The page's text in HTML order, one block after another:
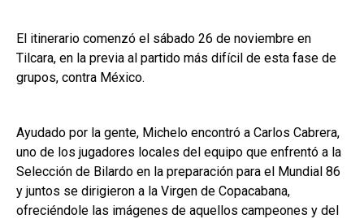
El itinerario comenzó el sábado 26 de noviembre en
Tilcara, en la previa al partido más difícil de esta fase de
grupos, contra México.
Ayudado por la gente, Michelo encontró a Carlos Cabrera,
uno de los jugadores locales del equipo que enfrentó a la
Selección de Bilardo en la preparación para el Mundial 86
y juntos se dirigieron a la Virgen de Copacabana,
ofreciéndole las imágenes de aquellos campeones y del